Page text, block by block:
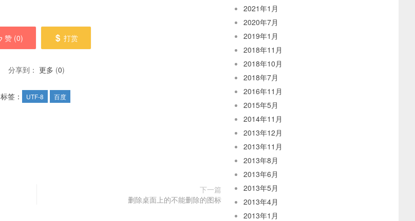
赞 (0) 打赏
分享到： 更多 (0)
标签： UTF-8 百度
下一篇
删除桌面上的不能删除的图标
2021年1月
2020年7月
2019年1月
2018年11月
2018年10月
2018年7月
2016年11月
2015年5月
2014年11月
2013年12月
2013年11月
2013年8月
2013年6月
2013年5月
2013年4月
2013年1月